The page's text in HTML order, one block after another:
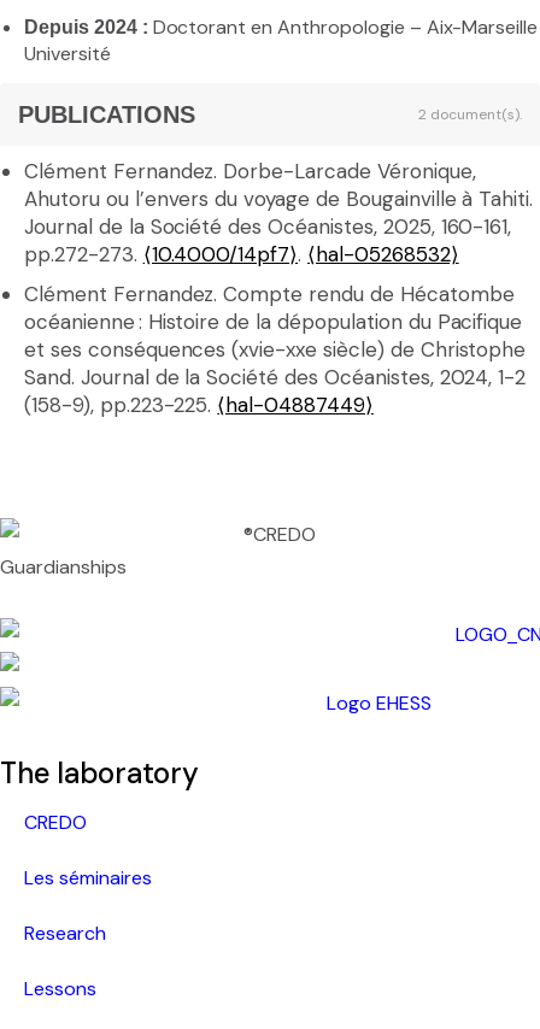
Depuis 2024 : Doctorant en Anthropologie – Aix-Marseille
Université
PUBLICATIONS 2 document(s).
Clément Fernandez. Dorbe-Larcade Véronique,
Ahutoru ou l’envers du voyage de Bougainville à Tahiti.
Journal de la Société des Océanistes, 2025, 160-161,
pp.272-273. ⟨10.4000/14pf7⟩. ⟨hal-05268532⟩
Clément Fernandez. Compte rendu de Hécatombe
océanienne : Histoire de la dépopulation du Pacifique
et ses conséquences (xvie-xxe siècle) de Christophe
Sand. Journal de la Société des Océanistes, 2024, 1-2
(158-9), pp.223-225. ⟨hal-04887449⟩
Guardianships
The laboratory
CREDO
Les séminaires
Research
Lessons